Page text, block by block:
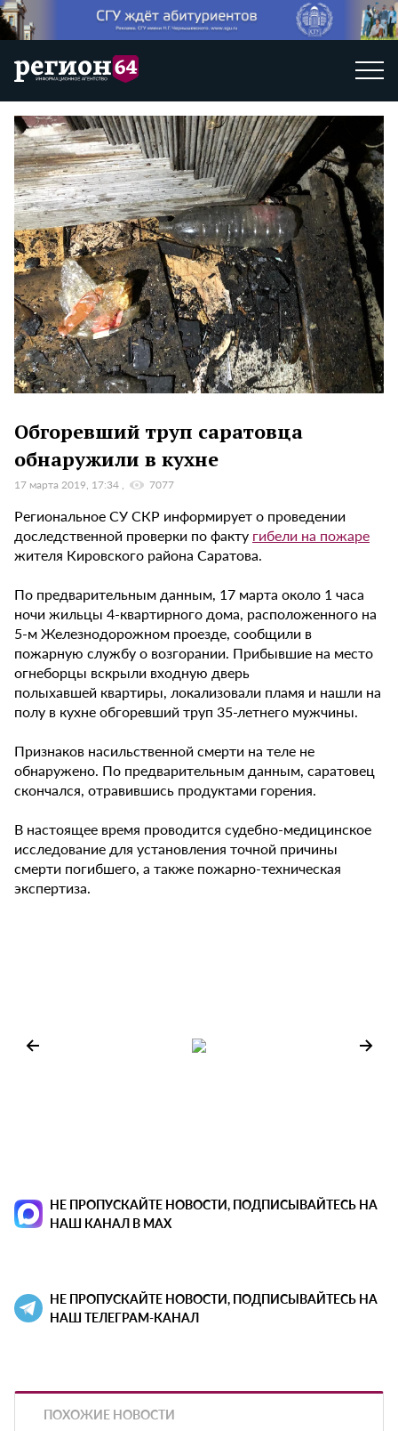
Обгоревший труп саратовца
обнаружили в кухне
17 марта 2019, 17:34 7077
Региональное СУ СКР информирует о проведении
доследственной проверки по факту гибели на пожаре
жителя Кировского района Саратова.
По предварительным данным, 17 марта около 1 часа
ночи жильцы 4-квартирного дома, расположенного на
5-м Железнодорожном проезде, сообщили в
пожарную службу о возгорании. Прибывшие на место
огнеборцы вскрыли входную дверь
полыхавшей квартиры, локализовали пламя и нашли на
полу в кухне обгоревший труп 35-летнего мужчины.
Признаков насильственной смерти на теле не
обнаружено. По предварительным данным, саратовец
скончался, отравившись продуктами горения.
В настоящее время проводится судебно-медицинское
исследование для установления точной причины
смерти погибшего, а также пожарно-техническая
экспертиза.
НЕ ПРОПУСКАЙТЕ НОВОСТИ, ПОДПИСЫВАЙТЕСЬ НА
НАШ КАНАЛ В MAX
НЕ ПРОПУСКАЙТЕ НОВОСТИ, ПОДПИСЫВАЙТЕСЬ НА
НАШ ТЕЛЕГРАМ-КАНАЛ
ПОХОЖИЕ НОВОСТИ